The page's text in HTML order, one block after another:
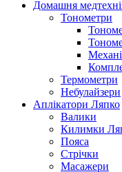
Домашня
Тонометри
Термометри
Небулайзери
Аплікатори Ляпко
Валики
Килимки
Пояса
Стрічки
Масажери